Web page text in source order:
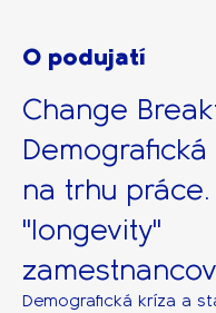
O podujatí
Change
Demografická
na trhu
"longevity"
Demografická kríza a